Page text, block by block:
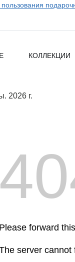
КОЛЛЕКЦИИ
2026 г.
Please forward
server cannot